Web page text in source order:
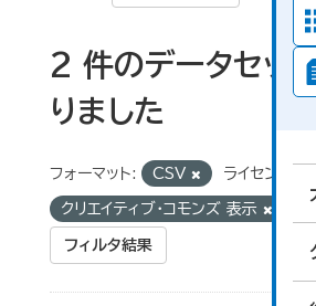
2 件のデータセッ
りました
フォーマット: CSV ライセンス:
クリエイティブ・コモンズ 表示
フィルタ結果